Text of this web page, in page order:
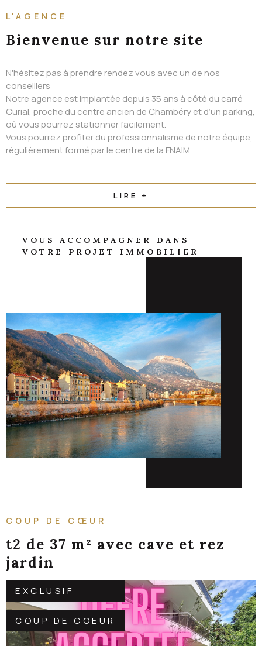
L'AGENCE
Bienvenue sur notre site
N'hésitez pas à prendre rendez vous avec un de nos
conseillers
Notre agence est implantée depuis 35 ans à côté du carré
Curial, proche du centre ancien de Chambéry et d’un parking,
où vous pourrez stationner facilement.
Vous pourrez profiter du professionnalisme de notre équipe,
régulièrement formé par le centre de la FNAIM
LIRE +
VOUS ACCOMPAGNER DANS
VOTRE PROJET IMMOBILIER
COUP DE CŒUR
t2 de 37 m² avec cave et rez
jardin
EXCLUSIF
COUP DE COEUR